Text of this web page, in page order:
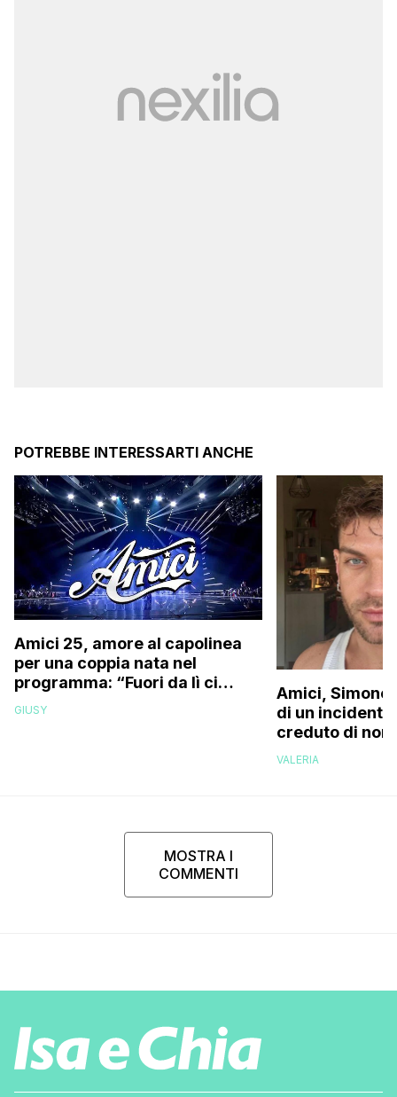
POTREBBE INTERESSARTI ANCHE
Amici 25, amore al capolinea
per una coppia nata nel
programma: “Fuori da lì ci
siamo resi conto che…”
GIUSY
Amici, Simone
di un incidente
creduto di
più la mia
VALERIA
MOSTRA I
COMMENTI